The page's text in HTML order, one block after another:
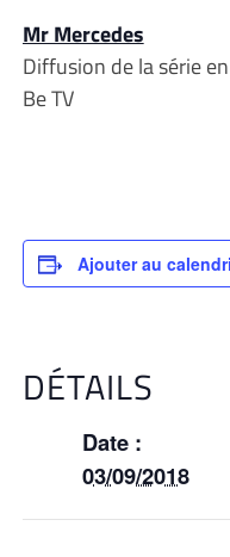
Mr Mercedes
Diffusion de la série
Be TV
Ajouter au
DÉTAILS
Date :
03/09/2018